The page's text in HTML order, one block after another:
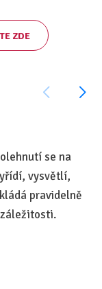
ZDE
se na
vysvětlí,
pravidelně